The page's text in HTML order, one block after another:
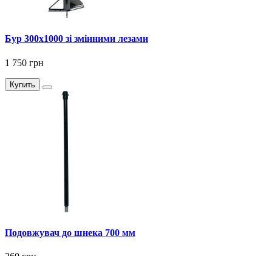
Бур 300x1000 зі змінними лезами
1 750 грн
Купить
Подовжувач до шнека 700 мм